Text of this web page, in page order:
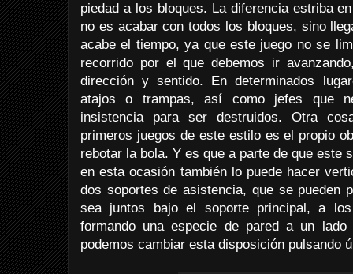
piedad a los bloques. La diferencia estriba
no es acabar con todos los bloques, sino
acabe el tiempo, ya que este juego no se
recorrido por el que debemos ir
dirección y sentido. En determinados
atajos o trampas, así como jefes que
insistencia para ser destruidos. Otra
primeros juegos de este estilo es el propio
rebotar la bola. Y es que a parte de que este
en esta ocasión también lo puede hacer
dos soportes de asistencia, que se pueden
sea juntos bajo el soporte principal, a
formando una especie de pared a un
podemos cambiar esta disposición pulsando